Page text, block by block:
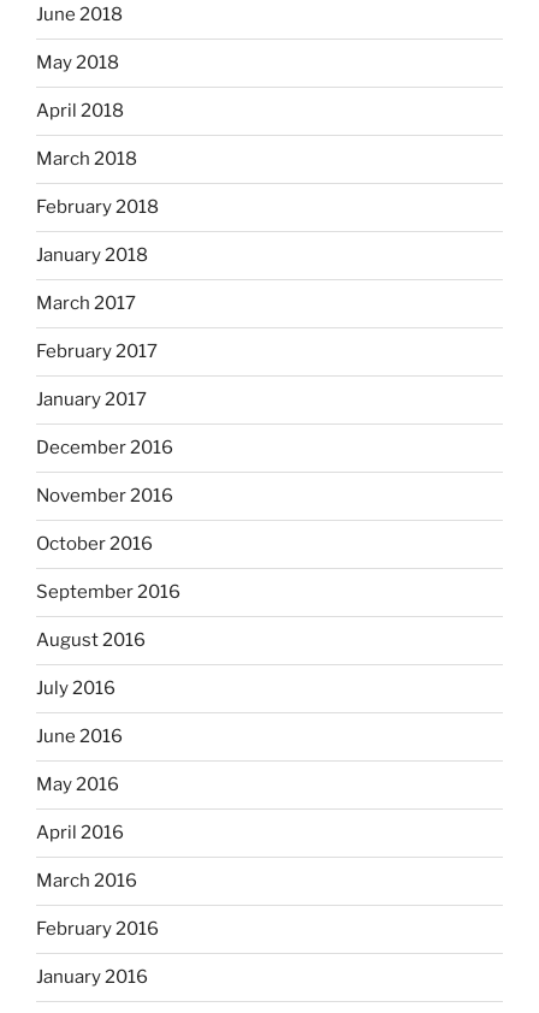
June 2018
May 2018
April 2018
March 2018
February 2018
January 2018
March 2017
February 2017
January 2017
December 2016
November 2016
October 2016
September 2016
August 2016
July 2016
June 2016
May 2016
April 2016
March 2016
February 2016
January 2016